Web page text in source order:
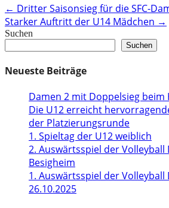
Post
navigation
← Dritter Saisonsieg für die SFC-
Starker Auftritt der U14 Mädchen →
Suchen
Suchen
Neueste Beiträge
Damen 2 mit Doppelsieg beim
Die U12 erreicht
der Platzierungsrunde
1. Spieltag der U12 weiblich
2. Auswärtsspiel der Volleyball
Besigheim
1. Auswärtsspiel der Volleyball
26.10.2025